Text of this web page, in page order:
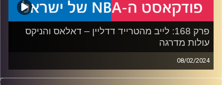
פרק 168: לייב מהטרייד דדליין – דאלאס והניקס
עולות מדרגה
08/02/2024
פודקאסט האן.בי.איי עם ערן סורוקה, שרון דוידוביץ׳, משה